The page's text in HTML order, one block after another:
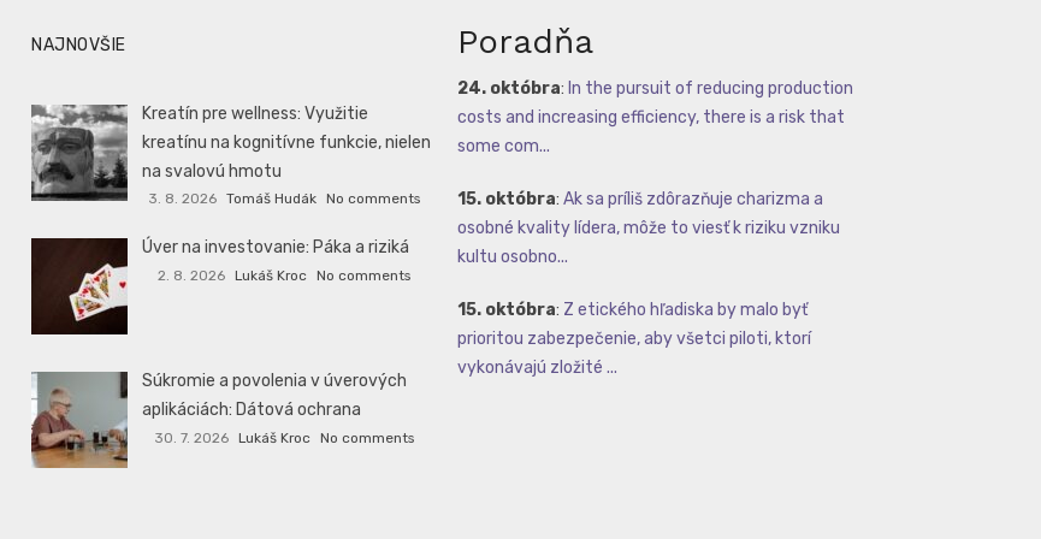
NAJNOVŠIE
Kreatín pre wellness: Využitie
kreatínu na kognitívne funkcie, nielen
na svalovú hmotu
3. 8. 2026 Tomáš Hudák No comments
Úver na investovanie: Páka a riziká
2. 8. 2026 Lukáš Kroc No comments
Súkromie a povolenia v úverových
aplikáciách: Dátová ochrana
30. 7. 2026 Lukáš Kroc No comments
Poradňa
24. októbra: In the pursuit of reducing production
costs and increasing efficiency, there is a risk that
some com...
15. októbra: Ak sa príliš zdôrazňuje charizma a
osobné kvality lídera, môže to viesť k riziku vzniku
kultu osobno...
15. októbra: Z etického hľadiska by malo byť
prioritou zabezpečenie, aby všetci piloti, ktorí
vykonávajú zložité ...